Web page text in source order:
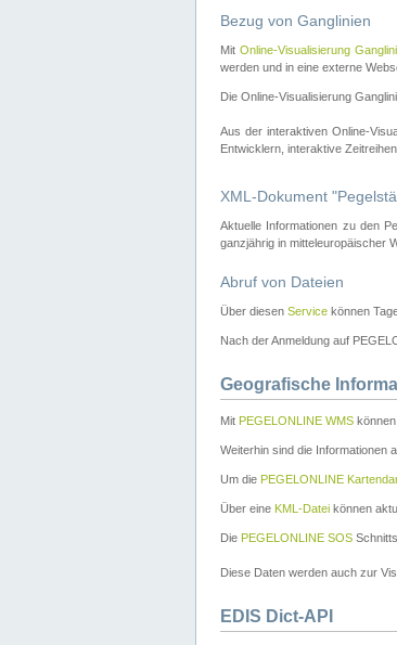
Bezug von Ganglinien
MitOnline-Visualisierung
werden und in eine externe
Die Online-Visualisierung
Aus der interaktiven Online-
Entwicklern, interaktive
XML-Dokument
Aktuelle Informationen zu den
ganzjährig in mitteleuropäischer
Abruf von Dateien
Über diesen Service können
Nach der Anmeldung auf
Geografische
Mit PEGELONLINE WMS
Weiterhin sind die Informationen
Um die PEGELONLINE
Über eine KML-Datei können
Die PEGELONLINE SOS
Diese Daten werden auch zur
EDIS Dict-API